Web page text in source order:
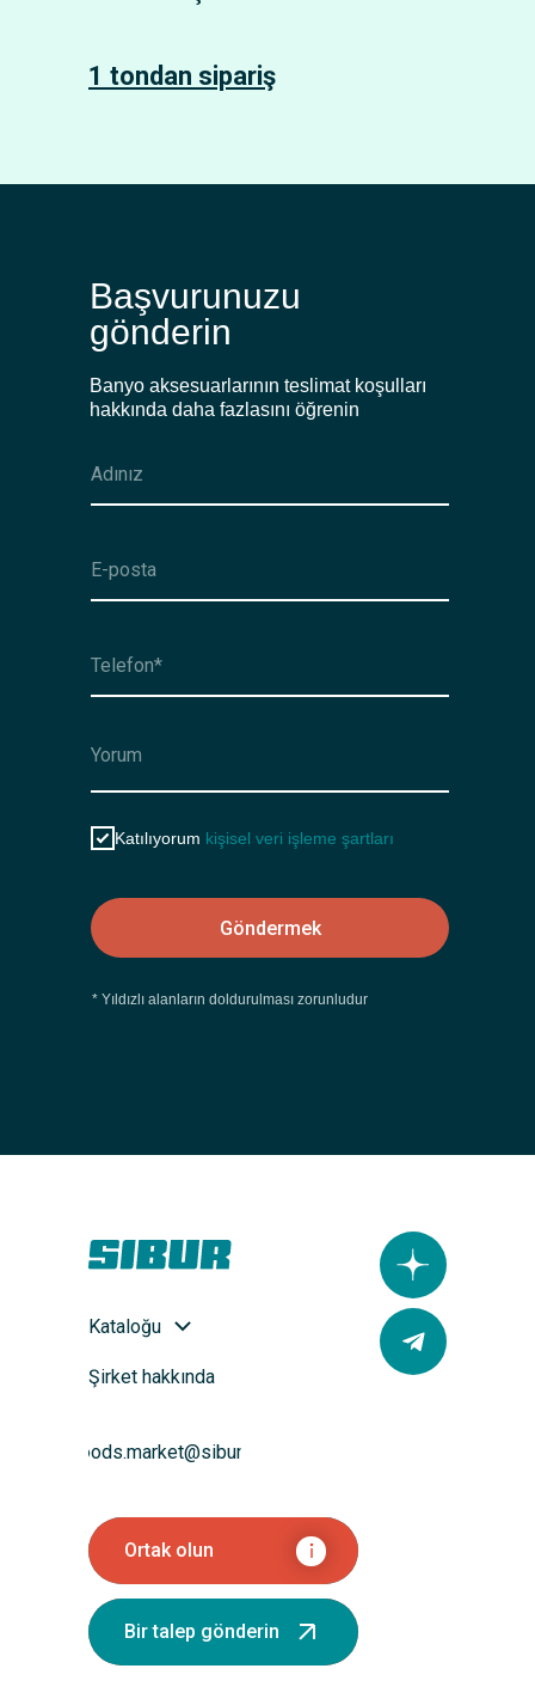
1 tondan sipariş
Banyo aksesuarlarının teslimat koşulları
hakkında daha fazlasını öğrenin
Başvurunuzu
gönderin
* Yıldızlı alanların doldurulması zorunludur
Katılıyorum kişisel veri işleme şartları
Göndermek
Bir talep gönderin
Ortak olun
Kataloğu
Şirket hakkında
goods.market@sibur.ru